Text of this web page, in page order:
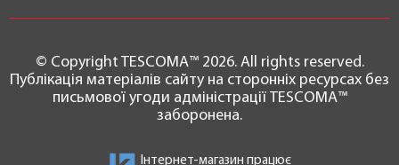
© Copyright TESCOMA™ 2026. All rights reserved.
Публікація матеріалів сайту на сторонніх ресурсах без
письмової угоди адміністрації TESCOMA™
заборонена.
Інтернет-магазин працює